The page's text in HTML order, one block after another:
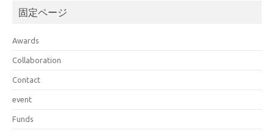
固定ページ
Awards
Collaboration
Contact
event
Funds